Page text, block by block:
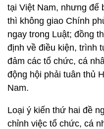
tại Việt Nam, nhưng để
thì không giao Chính
ngay trong Luật; đồng
định về điều kiện, trình
đảm các tổ chức, cá
động hội phải tuân thủ
Nam.
Loại ý kiến thứ hai đề
chỉnh việc tổ chức, cá